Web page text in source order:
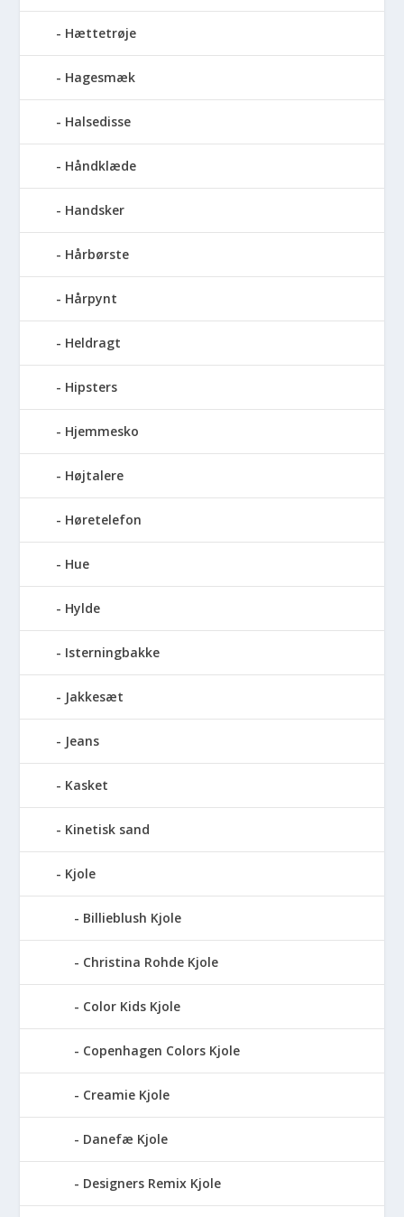
Hættetrøje
Hagesmæk
Halsedisse
Håndklæde
Handsker
Hårbørste
Hårpynt
Heldragt
Hipsters
Hjemmesko
Højtalere
Høretelefon
Hue
Hylde
Isterningbakke
Jakkesæt
Jeans
Kasket
Kinetisk sand
Kjole
Billieblush Kjole
Christina Rohde Kjole
Color Kids Kjole
Copenhagen Colors Kjole
Creamie Kjole
Danefæ Kjole
Designers Remix Kjole